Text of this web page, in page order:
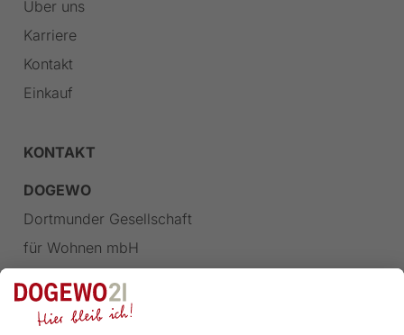
Über uns
Karriere
Kontakt
Einkauf
KONTAKT
DOGEWO
Dortmunder Gesellschaft
für Wohnen mbH
44139 Dortmund